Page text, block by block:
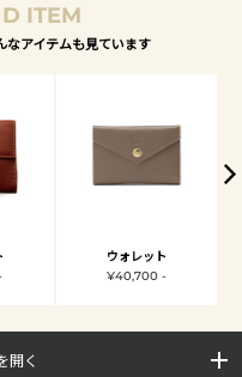
ITEM
なアイテムも見ています
ウォレット
¥40,700 -
開く